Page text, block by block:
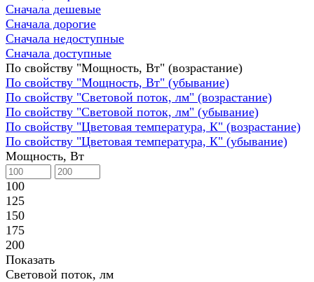
Сначала дешевые
Сначала дорогие
Сначала недоступные
Сначала доступные
По свойству "Мощность, Вт" (возрастание)
По свойству "Мощность, Вт" (убывание)
По свойству "Световой поток, лм" (возрастание)
По свойству "Световой поток, лм" (убывание)
По свойству "Цветовая температура, К" (возрастание)
По свойству "Цветовая температура, К" (убывание)
Мощность, Вт
100
125
150
175
200
Показать
Световой поток, лм